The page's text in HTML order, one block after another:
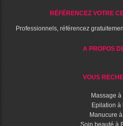
RÉFÉRENCEZ VOTRE
Professionnels, référencez
A PROPOS
VOUS
Massage à
Epilation à
Manucure